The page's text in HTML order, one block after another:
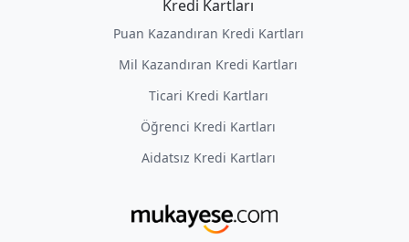
Kredi Kartları
Puan Kazandıran Kredi Kartları
Mil Kazandıran Kredi Kartları
Ticari Kredi Kartları
Öğrenci Kredi Kartları
Aidatsız Kredi Kartları